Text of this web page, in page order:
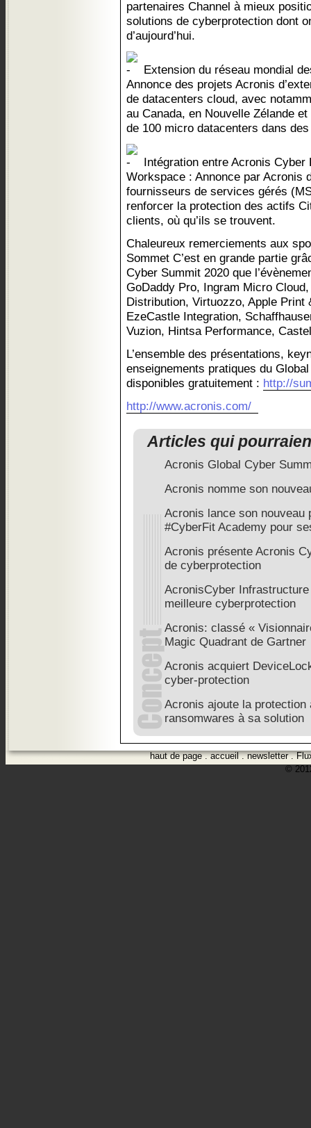
partenaires Channel à mieux
solutions de cyberprotection dont
d’aujourd’hui.
Extension du réseau mondial
Annonce des projets Acronis
de datacenters cloud, avec
au Canada, en Nouvelle Zélande
de 100 micro datacenters dans
Intégration entre Acronis
Workspace : Annonce par Acronis
fournisseurs de services gérés
renforcer la protection des actifs
clients, où qu’ils se trouvent.
Chaleureux remerciements aux
Sommet C’est en grande partie
Cyber Summit 2020 que
GoDaddy Pro, Ingram Micro
Distribution, Virtuozzo, Apple
EzeCastle Integration,
Vuzion, Hintsa Performance,
L’ensemble des présentations,
enseignements pratiques du
disponibles gratuitement : http://
http://www.acronis.com/
Articles qui
Acronis Global Cyber
Acronis nomme son
Acronis lance son nouveau
#CyberFit Academy pour
Acronis présente Acronis
de cyberprotection
AcronisCyber
meilleure cyberprotection
Acronis: classé «
Magic Quadrant de Gartner
Acronis acquiert
cyber-protection
Acronis ajoute la
ransomwares à sa solution
haut de page.accueil.newsletter.
©